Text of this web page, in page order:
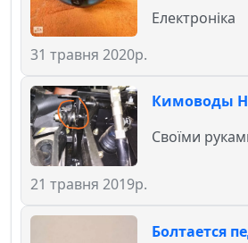
31 травня 2020р.
Електроніка
Кимоводы
21 травня 2019р.
Своїми
Болтается